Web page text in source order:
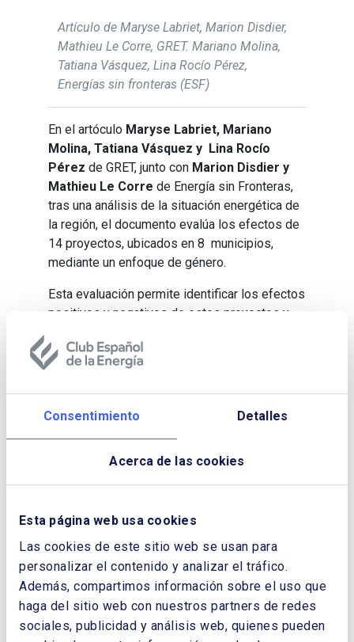
Consentimiento Detalles
Acerca de las cookies
Esta página web usa cookies
Las cookies de este sitio web se usan para
personalizar el contenido y analizar el tráfico.
Además, compartimos información sobre el uso que
haga del sitio web con nuestros partners de redes
sociales, publicidad y análisis web, quienes pueden
Artículo de Maryse Labriet, Marion Disdier,
Mathieu Le Corre, GRET. Mariano Molina,
Tatiana Vásquez, Lina Rocío Pérez,
Energías sin fronteras (ESF)
En el artóculo Maryse Labriet, Mariano
Molina, Tatiana Vásquez y Lina Rocío
Pérez de GRET, junto con Marion Disdier y
Mathieu Le Corre de Energía sin Fronteras,
tras una análisis de la situación energética de
la región, el documento evalúa los efectos de
14 proyectos, ubicados en 8 municipios,
mediante un enfoque de género.
Esta evaluación permite identificar los efectos
positivos y nega­tivos de estos proyectos y
implementación de proyectos similares en el
futuro de manera que se aumente la eficiencia
rural.
Para descargarlo es necesario rellenar el
formulario, no es necesario identificarse como
Descargar Cuaderno:EVALUACIÓN
RETROSPECTIVA DEL IMPACTO DE LOS
PROYECTOS DE ELECTRIFICACIÓN EN
ZONAS NO INTERCONECTADAS (ZNI)
DE COLOMBIA